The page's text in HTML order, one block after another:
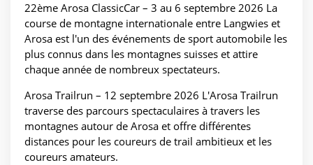
22ème Arosa ClassicCar – 3 au 6 septembre 2026 La
course de montagne internationale entre Langwies et
Arosa est l'un des événements de sport automobile les
plus connus dans les montagnes suisses et attire
chaque année de nombreux spectateurs.
Arosa Trailrun – 12 septembre 2026 L'Arosa Trailrun
traverse des parcours spectaculaires à travers les
montagnes autour de Arosa et offre différentes
distances pour les coureurs de trail ambitieux et les
coureurs amateurs.